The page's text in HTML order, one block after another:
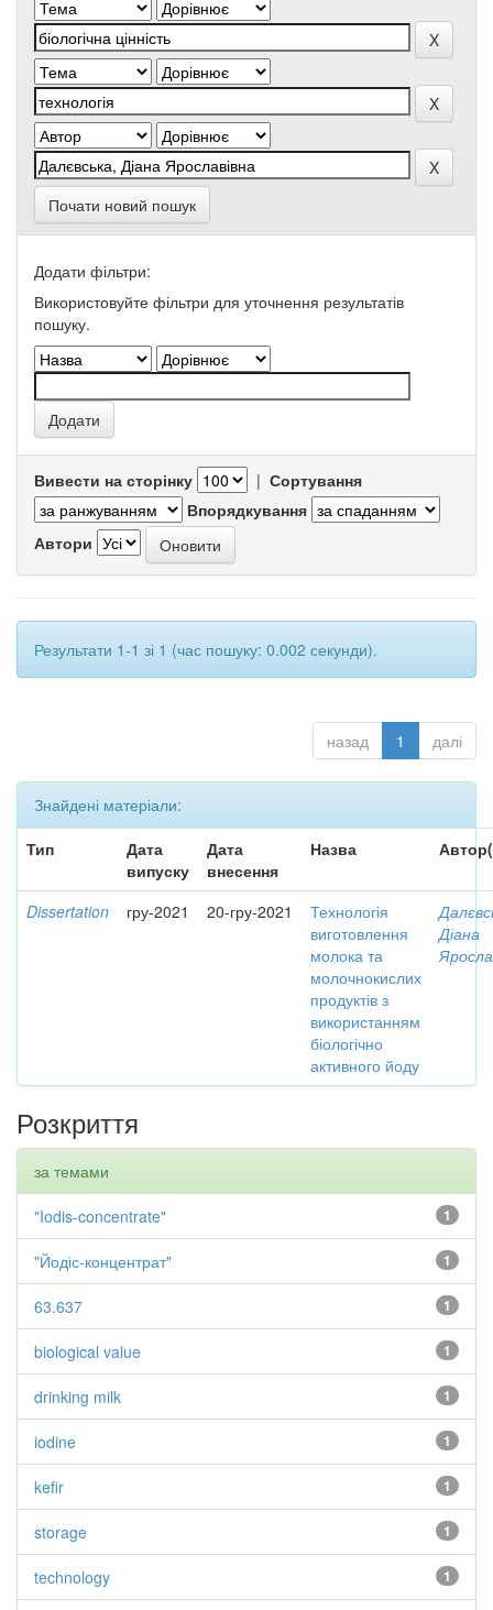
Почати новий пошук
Додати фільтри:
Використовуйте фільтри для уточнення результатів
пошуку.
Вивести на сторінку | Сортування
Впорядкування
Автори
Результати 1-1 зі 1 (час пошуку: 0.002 секунди).
назад 1 далі
Знайдені матеріали:
Тип
Дата
випуску
Дата
внесення
Назва
Dissertation гру-2021 20-гру-2021
Технологія
виготовлення
молока та
молочнокислих
продуктів з
використанням
біологічно
активного йоду
Діана
Розкриття
за темами
1
"Iodis-concentrate"
1
"Йодіс-концентрат"
1
63.637
1
biological value
1
drinking milk
1
iodine
1
kefir
1
storage
1
technology